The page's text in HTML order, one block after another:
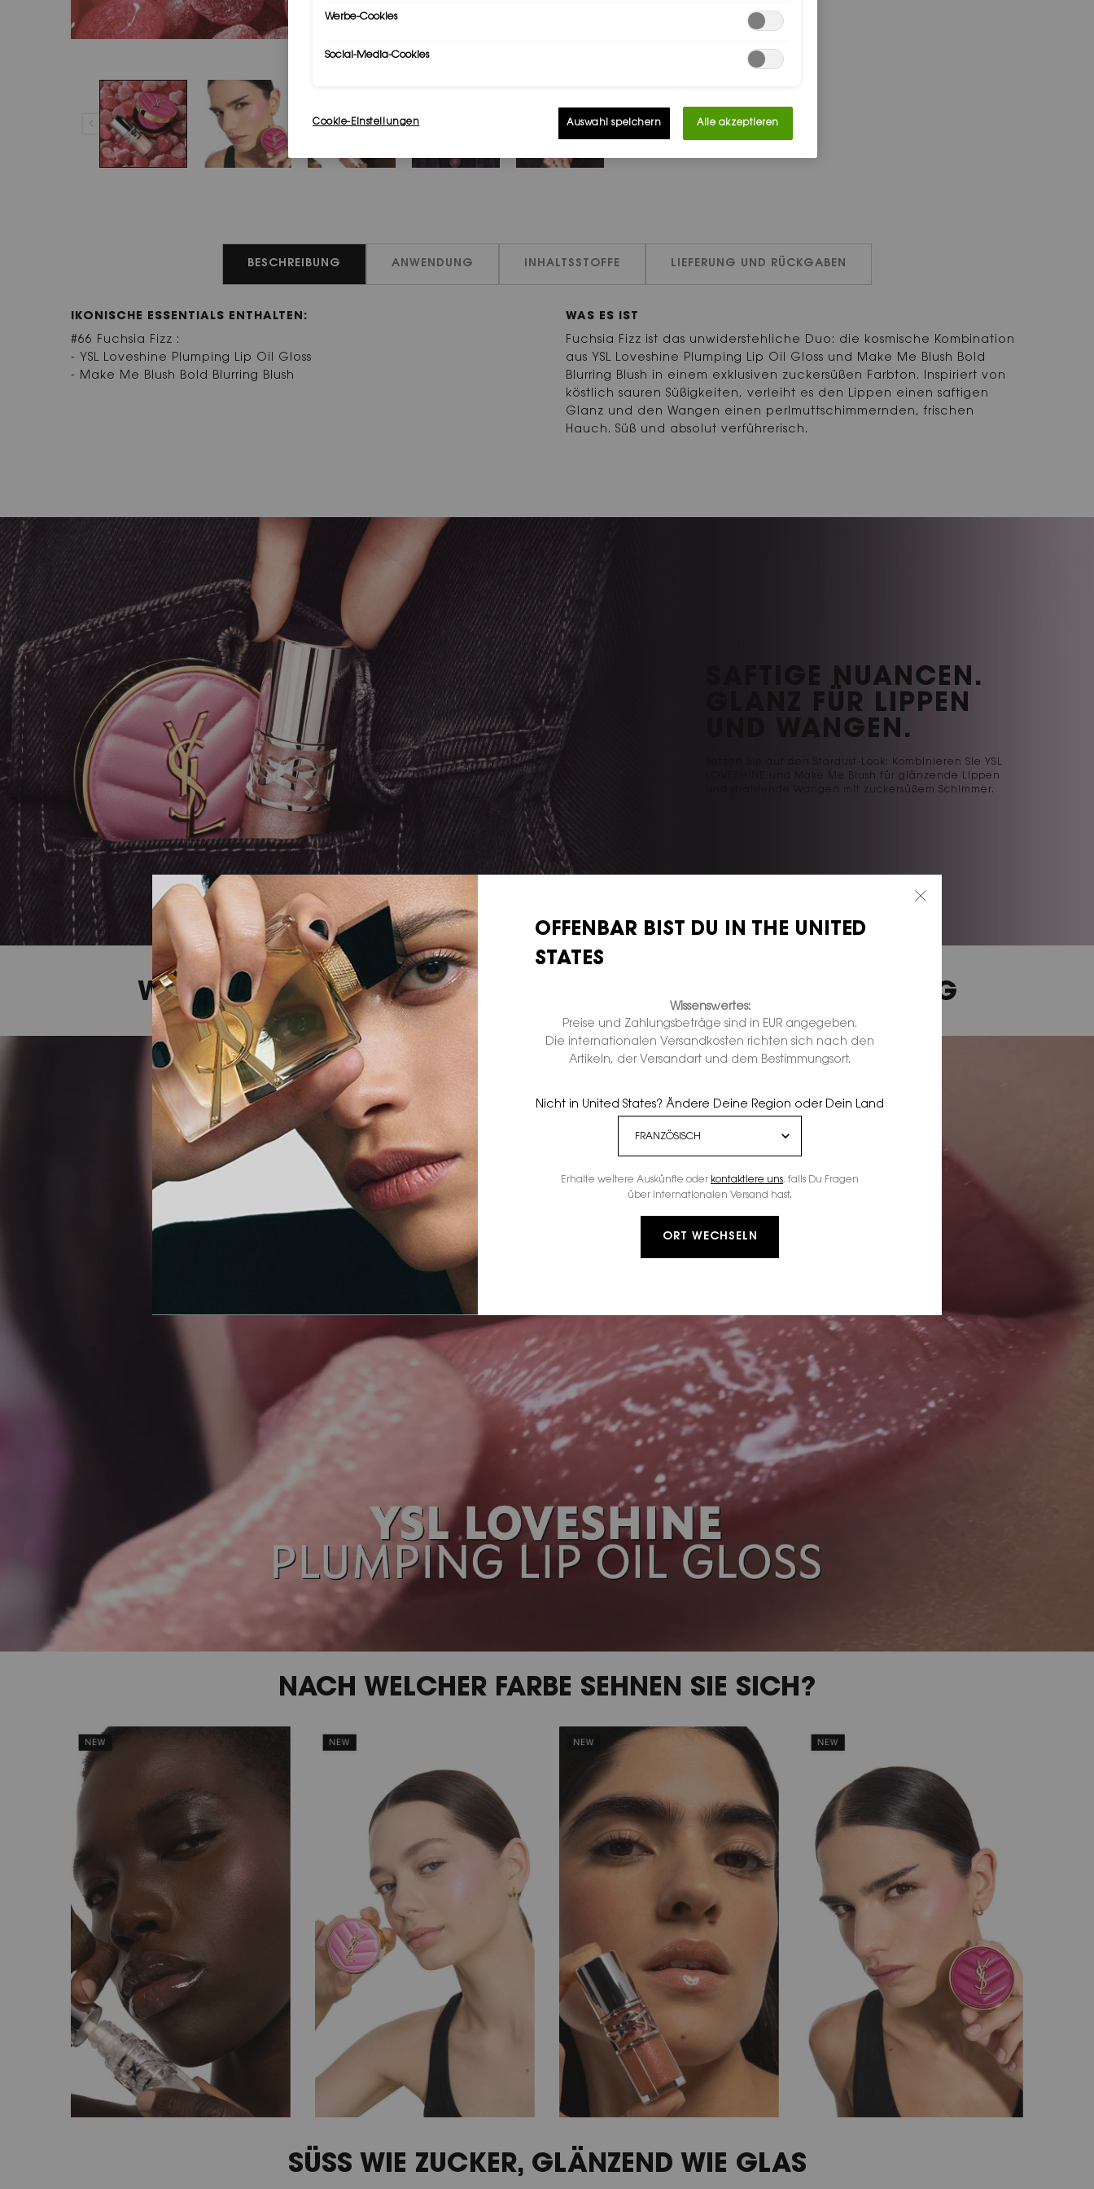
BESCHREIBUNG ANWENDUNG INHALTSSTOFFE LIEFERUNG UND RÜCKGABEN
IKONISCHE ESSENTIALS ENTHALTEN:
#66 Fuchsia Fizz :
- YSL Loveshine Plumping Lip Oil Gloss
- Make Me Blush Bold Blurring Blush
WAS ES IST
Fuchsia Fizz ist das unwiderstehliche Duo: die kosmische Kombination
aus YSL Loveshine Plumping Lip Oil Gloss und Make Me Blush Bold
Blurring Blush in einem exklusiven zuckersüßen Farbton. Inspiriert von
köstlich sauren Süßigkeiten, verleiht es den Lippen einen saftigen
Glanz und den Wangen einen perlmuttschimmernden, frischen
Hauch. Süß und absolut verführerisch.
SAFTIGE NUANCEN.
GLANZ FÜR LIPPEN
UND WANGEN.
Setzen Sie auf den Stardust-Look: Kombinieren Sie YSL
LOVESHINE und Make Me Blush für glänzende Lippen
und strahlende Wangen mit zuckersüßem Schimmer.
WERDEN SIE GLÄNZEND,WERDEN SIE ROT,WERDEN SIE SÜCHTIG
NACH WELCHER FARBE SEHNEN SIE SICH?
SÜSS WIE ZUCKER, GLÄNZEND WIE GLAS
Werbe-Cookies
Social-Media-Cookies
Cookie-Einstellungen Auswahl speichern Alle akzeptieren
OFFENBAR BIST DU IN THE UNITED
STATES
Wissenswertes:
Preise und Zahlungsbeträge sind in EUR angegeben.
Die internationalen Versandkosten richten sich nach den
Artikeln, der Versandart und dem Bestimmungsort.
Nicht in United States? Ändere Deine Region oder Dein Land
Erhalte weitere Auskünfte oder kontaktiere uns, falls Du Fragen
über internationalen Versand hast.
ORT WECHSELN